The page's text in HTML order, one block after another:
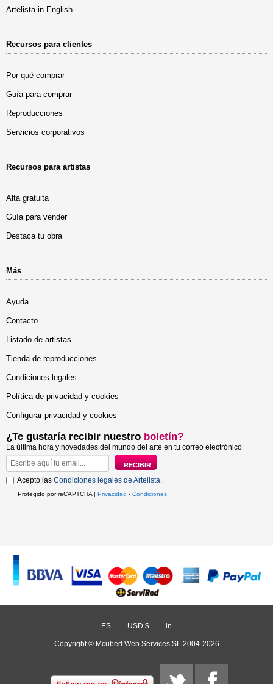
Artelista in English
Recursos para clientes
Por qué comprar
Guía para comprar
Reproducciones
Servicios corporativos
Recursos para artistas
Alta gratuita
Guía para vender
Destaca tu obra
Más
Ayuda
Contacto
Listado de artistas
Tienda de reproducciones
Condiciones legales
Política de privacidad y cookies
Configurar privacidad y cookies
¿Te gustaría recibir nuestro boletín?
La última hora y novedades del mundo del arte en tu correo electrónico
Acepto las Condiciones legales de Artelista.
Protegido por reCAPTCHA | Privacidad - Condiciones
ES USD $ in
Copyright © Mcubed Web Services SL 2004-2026